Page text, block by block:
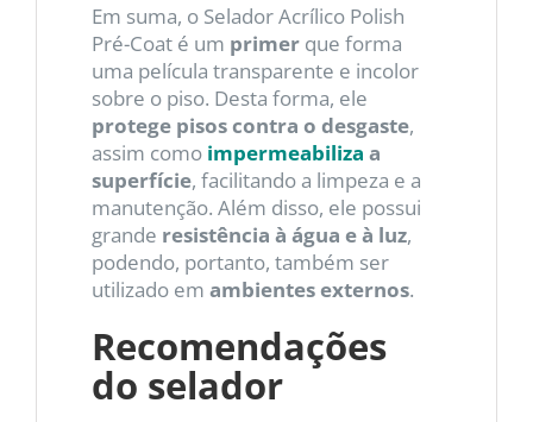
Em suma, o Selador Acrílico Polish
Pré-Coat é um primerque forma
uma película transparente e incolor
sobre o piso. Desta forma, ele
protege pisos contra o desgaste,
assim como impermeabiliza a
superfície, facilitando a limpeza e a
manutenção. Além disso, ele possui
grande resistência à água e à luz,
podendo, portanto, também ser
utilizado em ambientes externos.
Recomendações
do selador